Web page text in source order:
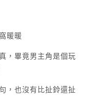
暖暖
，畢竟男主角是個玩
，也沒有比扯鈴還扯